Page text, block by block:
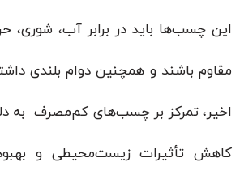
این چسب‌ها باید در برابر آب، شوری،
مقاوم باشند و همچنین دوام بلندی
اخیر، تمرکز بر چسب‌های کم‌مصرف به
کاهش تأثیرات زیست‌محیطی و بهبود